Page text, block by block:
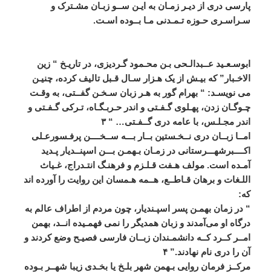
پارسی دری از ديـر زمـان به ايـن ســو زبـان مشـترک و
سـراسـری حـوزه تـمـدنی مـا بــوده اسـت.
ابوسـعـيد عــبدالـحی بـن محـمود گـرديزی، در تاريـخ “زين
الاخـبار ”که بيـش از يک هـزار سـال قـبل تاليف کرده، چنيـن
می نويسـد: “بهرام گور به هـر زبان سـخـن گفــتی، به وقـت
چـوگـان زدن، پهـلوی گـفـتی و اندر حـربـگـاه، تـرکی گـفـتی و
اندر مجـلـس، با عامه دری گــفـتی… “۳
امــا زبــان دری نــخـستين بــار بـــه ســخــــن پرفـسورعـلی
اکــــبرشهـــرستانی در زمـان بـهمـن بـــن اسپنــديار پـديد
آمـده است.مولف هـفت قـلـزم و فرهنـگ انتـدراج، غـياث
اللـغات و برهان قـاطــع، هــمه هـمسان اين روايت را آورده اند
که:
“در زمان بهمـن پسر اسپـنديار، چون مردم از اطراف عالم به
درگاه او می آمدند و زبان همديگر را نمی ‌فهمـيده انــد، بهمن
امــر کــرد کــه دانشمـندان زبــان فارسی فصيـح وضع کردند و
آن را دری نام نهادند.”۴
مرکــز فرمان روايی بـهمن شهر بلـخ يا بخـدی زيبا شهــر بـوده